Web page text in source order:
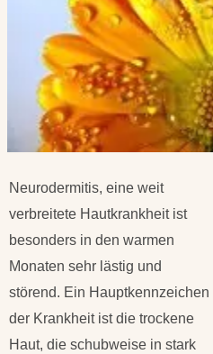
Neurodermitis, eine weit
verbreitete Hautkrankheit ist
besonders in den warmen
Monaten sehr lästig und
störend. Ein Hauptkennzeichen
der Krankheit ist die trockene
Haut, die schubweise in stark